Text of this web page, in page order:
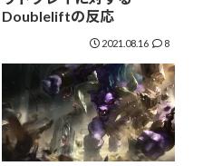
Doubleliftの反応
2021.08.16 8